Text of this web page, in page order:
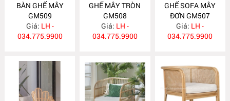
BÀN GHẾ MÂY
GM509
Giá: LH -
034.775.9900
GHẾ MÂY TRÒN
GM508
Giá: LH -
034.775.9900
GHẾ SOFA MÂY
ĐƠN GM507
Giá: LH -
034.775.9900